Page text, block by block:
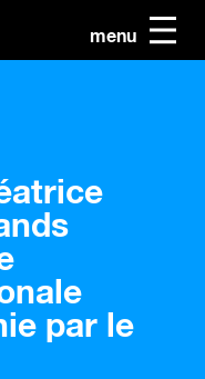
menu
par le